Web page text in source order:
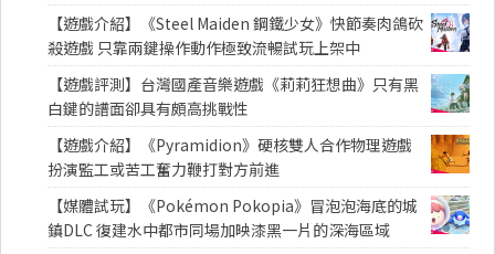
【遊戲介紹】《Steel Maiden 鋼鐵少女》快節奏肉鴿砍
殺遊戲 只靠兩鍵操作動作極致流暢試玩上架中
【遊戲評測】台灣國產音樂遊戲《莉莉狂想曲》只有黑
白鍵的譜面卻具有頗高挑戰性
【遊戲介紹】《Pyramidion》硬核雙人合作物理遊戲
扮演監工或苦工奮力鞭打對方前進
【媒體試玩】《Pokémon Pokopia》冒泡泡海底的城
鎮DLC 復建水中都市同場加映漆黑一片的深海區域